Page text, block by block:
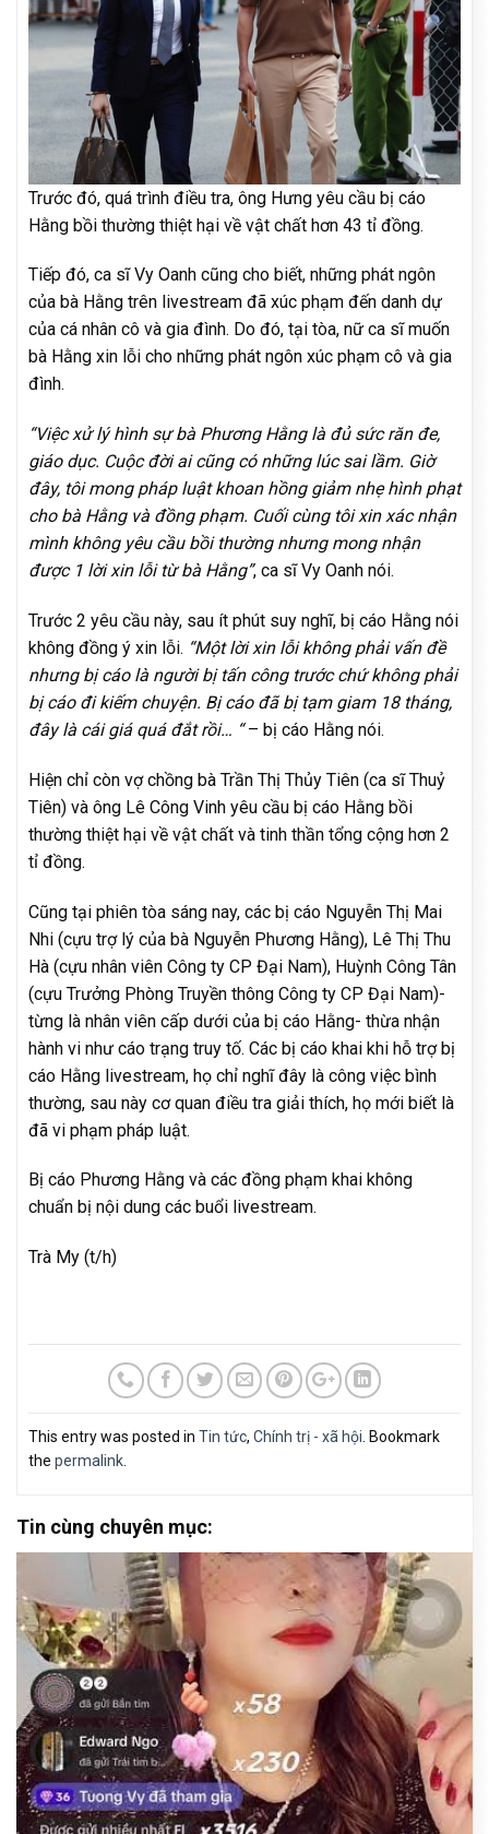
Trước đó, quá trình điều tra, ông Hưng yêu cầu bị cáo
Hằng bồi thường thiệt hại về vật chất hơn 43 tỉ đồng.
Tiếp đó, ca sĩ Vy Oanh cũng cho biết, những phát ngôn
của bà Hằng trên livestream đã xúc phạm đến danh dự
của cá nhân cô và gia đình. Do đó, tại tòa, nữ ca sĩ muốn
bà Hằng xin lỗi cho những phát ngôn xúc phạm cô và gia
đình.
“Việc xử lý hình sự bà Phương Hằng là đủ sức răn đe,
giáo dục. Cuộc đời ai cũng có những lúc sai lầm. Giờ
đây, tôi mong pháp luật khoan hồng giảm nhẹ hình phạt
cho bà Hằng và đồng phạm. Cuối cùng tôi xin xác nhận
mình không yêu cầu bồi thường nhưng mong nhận
được 1 lời xin lỗi từ bà Hằng”, ca sĩ Vy Oanh nói.
Trước 2 yêu cầu này, sau ít phút suy nghĩ, bị cáo Hằng nói
không đồng ý xin lỗi. “Một lời xin lỗi không phải vấn đề
nhưng bị cáo là người bị tấn công trước chứ không phải
bị cáo đi kiếm chuyện. Bị cáo đã bị tạm giam 18 tháng,
đây là cái giá quá đắt rồi… “– bị cáo Hằng nói.
Hiện chỉ còn vợ chồng bà Trần Thị Thủy Tiên (ca sĩ Thuỷ
Tiên) và ông Lê Công Vinh yêu cầu bị cáo Hằng bồi
thường thiệt hại về vật chất và tinh thần tổng cộng hơn 2
tỉ đồng.
Cũng tại phiên tòa sáng nay, các bị cáo Nguyễn Thị Mai
Nhi (cựu trợ lý của bà Nguyễn Phương Hằng), Lê Thị Thu
Hà (cựu nhân viên Công ty CP Đại Nam), Huỳnh Công Tân
(cựu Trưởng Phòng Truyền thông Công ty CP Đại Nam)-
từng là nhân viên cấp dưới của bị cáo Hằng- thừa nhận
hành vi như cáo trạng truy tố. Các bị cáo khai khi hỗ trợ bị
cáo Hằng livestream, họ chỉ nghĩ đây là công việc bình
thường, sau này cơ quan điều tra giải thích, họ mới biết là
đã vi phạm pháp luật.
Bị cáo Phương Hằng và các đồng phạm khai không
chuẩn bị nội dung các buổi livestream.
Trà My (t/h)
This entry was posted in Tin tức, Chính trị - xã hội . Bookmark
the permalink
Tin cùng chuyên mục: